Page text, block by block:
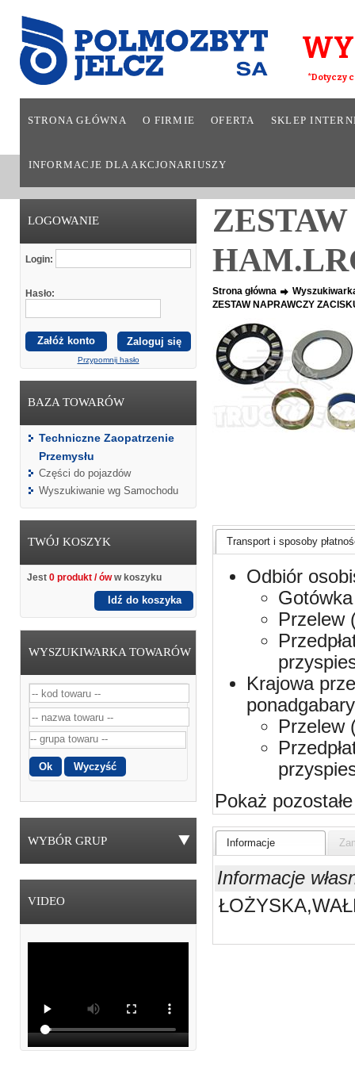
*Dotyczy
STRONA GŁÓWNA O FIRMIE OFERTA SKLEP
INFORMACJE DLA AKCJONARIUSZY
LOGOWANIE
Login:
Hasło:
Załóż konto
Przypomnij hasło
BAZA TOWARÓW
Techniczne Zaopatrzenie
Przemysłu
Części do pojazdów
Wyszukiwanie wg Samochodu
TWÓJ KOSZYK
Jest 0 produkt / óww koszyku
Idź do koszyka
WYSZUKIWARKA TOWARÓW
WYBÓR GRUP
VIDEO
Strona główna
ZESTAW NAPRAWCZY
Transport i sposoby
Odbiór
Przelew
Krajowa
Przelew
Pokaż pozostałe
Informacje
Informacje